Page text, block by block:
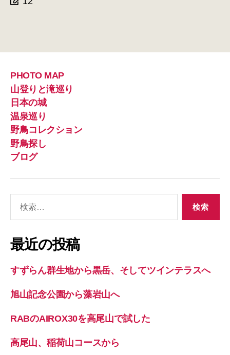
PHOTO MAP
山登りと滝巡り
日本の城
温泉巡り
野鳥コレクション
野鳥探し
ブログ
象:
最近の投稿
すずらん群生地から黒岳、そしてツインテラスへ
旭山記念公園から藻岩山へ
RABのAIROX30を高尾山で試した
高尾山、稲荷山コースから